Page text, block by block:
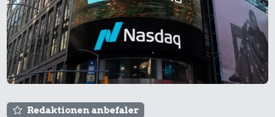
Redaktionen anbefaler